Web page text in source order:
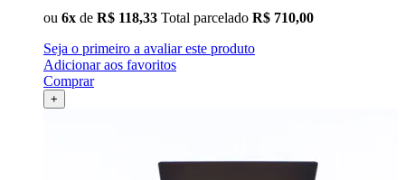
ou 6x de R$ 118,33 Total parcelado R$ 710,00
Seja o primeiro a avaliar este produto
Adicionar aos favoritos
Comprar
+